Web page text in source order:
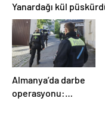
Yanardağı kül
Almanya’da darbe
operasyonu: